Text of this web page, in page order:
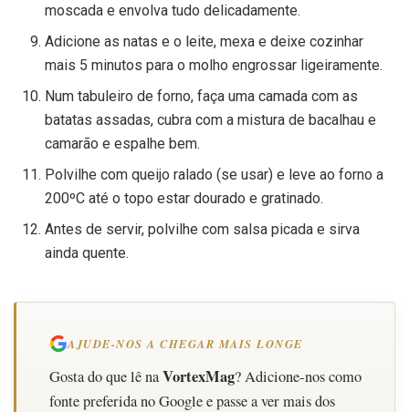
moscada e envolva tudo delicadamente.
Adicione as natas e o leite, mexa e deixe cozinhar
mais 5 minutos para o molho engrossar ligeiramente.
Num tabuleiro de forno, faça uma camada com as
batatas assadas, cubra com a mistura de bacalhau e
camarão e espalhe bem.
Polvilhe com queijo ralado (se usar) e leve ao forno a
200ºC até o topo estar dourado e gratinado.
Antes de servir, polvilhe com salsa picada e sirva
ainda quente.
AJUDE-NOS A CHEGAR MAIS LONGE
Gosta do que lê naVortexMag? Adicione-nos como
fonte preferida no Google e passe a ver mais dos